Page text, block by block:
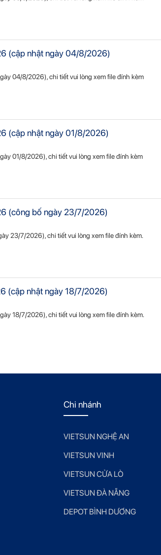
(cập nhật ngày 04/8/2026)
04/8/2026), chi tiết vui lòng xem file đính kèm
(cập nhật ngày 01/8/2026)
01/8/2026), chi tiết vui lòng xem file đính kèm
(công bố ngày 23/7/2026)
23/7/2026), chi tiết vui lòng xem file đính kèm.
(cập nhật ngày 18/7/2026)
18/7/2026), chi tiết vui lòng xem file đính kèm.
Chi nhánh
VIETSUN NGHỆ AN
VIETSUN VINH
VIETSUN CỬA LÒ
VIETSUN ĐÀ NẴNG
DEPOT BÌNH DƯƠNG